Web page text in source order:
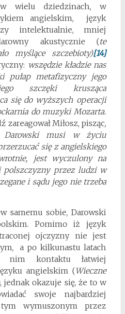
wielu dziedzinach, w
angielskim, język
intelektualnie, mniej
akustycznie (te
myślące szczebioty)[14]
wszędzie kładzie nas
metafizyczny jego
szczęki krusząca
się do wyższych operacji
do muzyki Mozarta.
zareagował Miłosz, pisząc,
musi w życiu
się z angielskiego
jest wyczulony na
polszczyzny przez ludzi w
i sądu jego nie trzeba
samemu sobie, Darowski
Pomimo iż język
ojczyzny nie jest
a po kilkunastu latach
nim kontaktu łatwiej
angielskim (Wieczne
jednak okazuje się, że to w
swoje najbardziej
wymuszonym przez